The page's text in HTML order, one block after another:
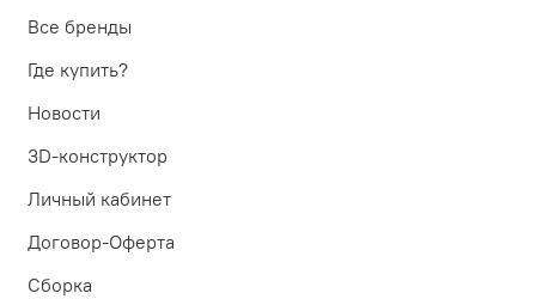
Все бренды
Где купить?
Новости
3D-конструктор
Личный кабинет
Договор-Оферта
Сборка